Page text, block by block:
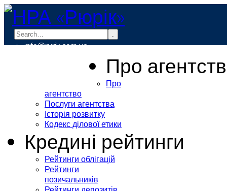
.
info@rurik.com.ua
Про
Про
агентство
Послуги агентства
Історія розвитку
Кодекс ділової етики
Кредині рейтинги
Рейтинги облігацій
Рейтинги
позичальників